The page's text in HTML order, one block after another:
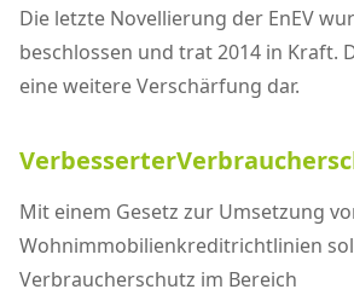
Die letzte Novellierung der EnEV
beschlossen und trat 2014 in Kraft.
eine weitere Verschärfung dar.
Mit einem Gesetz zur Umsetzung
Wohnimmobilienkreditrichtlinien
Verbraucherschutz im Bereich